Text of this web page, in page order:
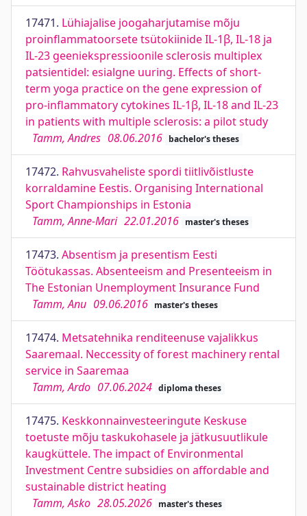
17471. Lühiajalise joogaharjutamise mõju
proinflammatoorsete tsütokiinide IL-1β, IL-18 ja
IL-23 geeniekspressioonile sclerosis multiplex
patsientidel: esialgne uuring. Effects of short-
term yoga practice on the gene expression of
pro-inflammatory cytokines IL-1β, IL-18 and IL-23
in patients with multiple sclerosis: a pilot study
Tamm, Andres 08.06.2016 bachelor's theses
17472. Rahvusvaheliste spordi tiitlivõistluste
korraldamine Eestis. Organising International
Sport Championships in Estonia
Tamm, Anne-Mari 22.01.2016 master's theses
17473. Absentism ja presentism Eesti
Töötukassas. Absenteeism and Presenteeism in
The Estonian Unemployment Insurance Fund
Tamm, Anu 09.06.2016 master's theses
17474. Metsatehnika renditeenuse vajalikkus
Saaremaal. Neccessity of forest machinery rental
service in Saaremaa
Tamm, Ardo 07.06.2024 diploma theses
17475. Keskkonnainvesteeringute Keskuse
toetuste mõju taskukohasele ja jätkusuutlikule
kaugküttele. The impact of Environmental
Investment Centre subsidies on affordable and
sustainable district heating
Tamm, Asko 28.05.2026 master's theses